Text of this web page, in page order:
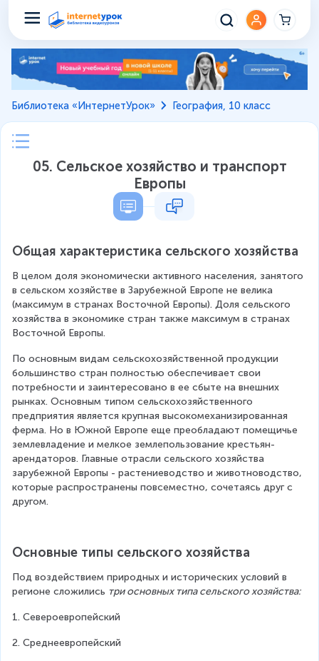
Библиотека «ИнтернетУрок» География, 10 класс
05. Сельское хозяйство и транспорт
Европы
Общая характеристика сельского хозяйства
В целом доля экономически активного населения, занятого
в сельском хозяйстве в Зарубежной Европе не велика
(максимум в странах Восточной Европы). Доля сельского
хозяйства в экономике стран также максимум в странах
Восточной Европы.
По основным видам сельскохозяйственной продукции
большинство стран полностью обеспечивает свои
потребности и заинтересовано в ее сбыте на внешних
рынках. Основным типом сельскохозяйственного
предприятия является крупная высокомеханизированная
ферма. Но в Южной Европе еще преобладают помещичье
землевладение и мелкое землепользование крестьян-
арендаторов. Главные отрасли сельского хозяйства
зарубежной Европы - растениеводство и животноводство,
которые распространены повсеместно, сочетаясь друг с
другом.
Основные типы сельского хозяйства
Под воздействием природных и исторических условий в
регионе сложились три основных типа сельского хозяйства:
1. Североевропейский
2. Среднеевропейский